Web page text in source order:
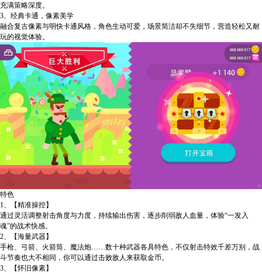
充满策略深度。
3、经典卡通，像素美学
融合复古像素与明快卡通风格，角色生动可爱，场景简洁却不失细节，营造轻松又耐
玩的视觉体验。
特色
1、【精准操控】
通过灵活调整射击角度与力度，持续输出伤害，逐步削弱敌人血量，体验“一发入
魂”的战术快感。
2、【海量武器】
手枪、弓箭、火箭筒、魔法炮……数十种武器各具特色，不仅射击特效千差万别，战
斗节奏也大不相同，你可以通过击败敌人来获取金币。
3、【怀旧像素】